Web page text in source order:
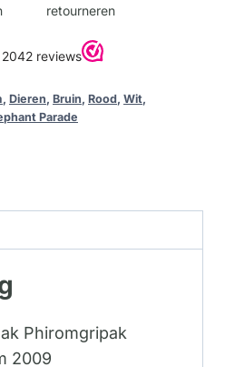
retourneren
, Dieren, Bruin, Rood, Wit,
Parade
Phiromgripak
2009